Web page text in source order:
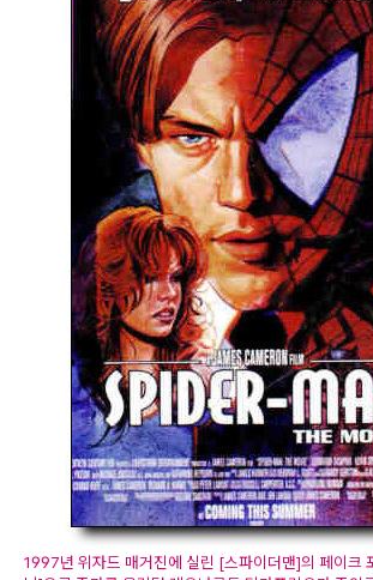
1997년 위자드 매거진에 실린 [스파이더맨]의 페이크